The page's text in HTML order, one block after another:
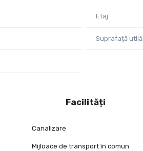
Etaj
Suprafață utilă
Facilități
Canalizare
Mijloace de transport în comun